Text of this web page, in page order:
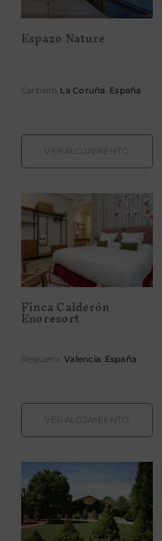
Espazo Nature
Carballo, La Coruña . España
VER ALOJAMIENTO
Finca Calderón
Enoresort
Finca Calderón
Enoresort
Requena,Valencia. España
VER ALOJAMIENTO
Finca El Rancho
de La Aldegüela